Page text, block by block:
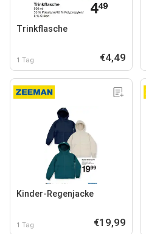
Trinkflasche
1 Tag €4,49
Kinder-Regenjacke
1 Tag €19,99